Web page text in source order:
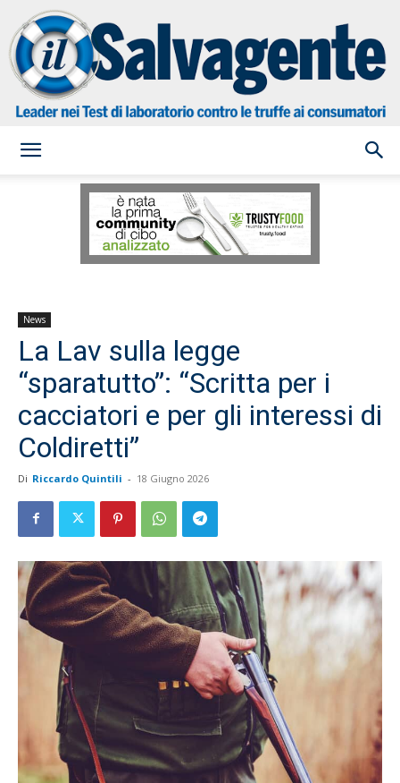
Salvagente
News
La Lav sulla legge
“sparatutto”: “Scritta per i
cacciatori e per gli interessi di
Coldiretti”
Di Riccardo Quintili - 18 Giugno 2026